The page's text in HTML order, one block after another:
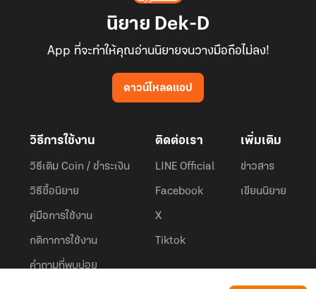
นิยาย Dek-D
App ที่จะทำให้คุณอ่านนิยายจนวางมือถือไม่ลง!
ดาวน์โหลดแอป
วิธีการใช้งาน
วิธีเติม Coin / ชำระเงิน
วิธีซื้อนิยาย
คู่มือการใช้งาน
กติกาการใช้งาน
คำถามที่พบบ่อย
ติดต่อเรา
LINE Official
Facebook
X
Tiktok
เพิ่มเติม
ข่าวสาร
เขียนนิยาย